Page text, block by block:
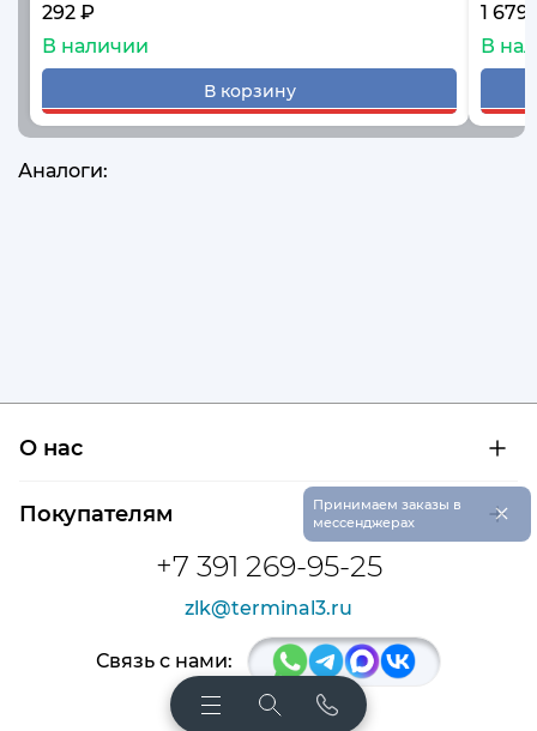
292 ₽
В наличии
В корзину
1 679
В
Аналоги:
+7 391 269-95-25
zlk@terminal3.ru
О нас
Сертификаты на продукцию
Покупателям
Доставка и оплата
Расшифровка маркировки подшипников
Связь с нами:
Принимаем заказы в
мессенджерах
×